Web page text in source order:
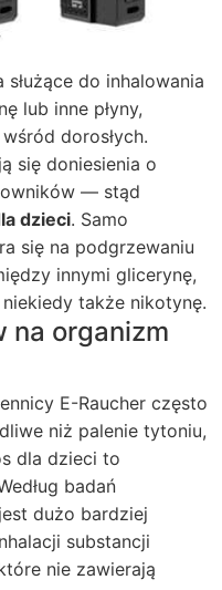
do inhalowania
lub inne płyny,
dorosłych.
się doniesienia o
— stąd
dzieci. Samo
się na podgrzewaniu
innymi glicerynę,
także nikotynę.
na organizm
E-Raucher często
niż palenie tytoniu,
dla dzieci to
badań
dużo bardziej
substancji
nie zawierają